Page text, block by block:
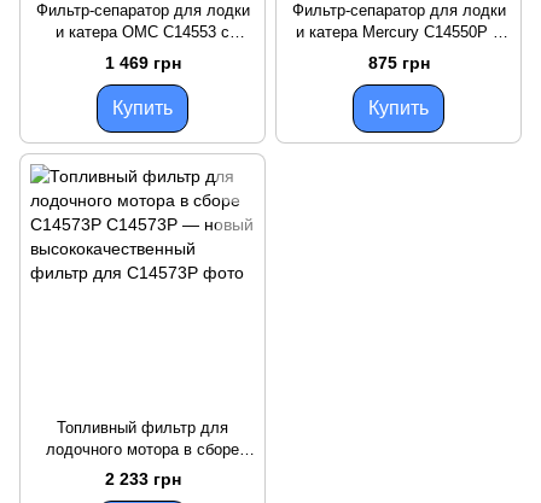
Фильтр-сепаратор для лодки
и катера OMC C14553 с
алюминиевой крышкой новый
для надежной фильтрации
топлива
1 469 грн
Купить
Фильтр-сепаратор для лодки
и катера Mercury C14550P с
пластиковой крышкой новое
качество и надежность
875 грн
Купить
Топливный фильтр для
лодочного мотора в сборе
C14573P C14573P — новый
высококачественный фильтр
2 233 грн